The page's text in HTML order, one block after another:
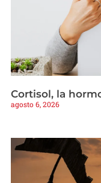
Cortisol, la
agosto 6, 2026